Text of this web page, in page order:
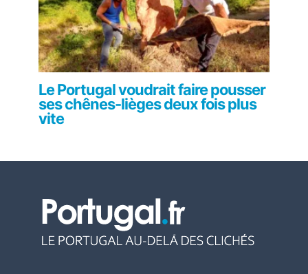
Le Portugal voudrait faire pousser
ses chênes-lièges deux fois plus
vite